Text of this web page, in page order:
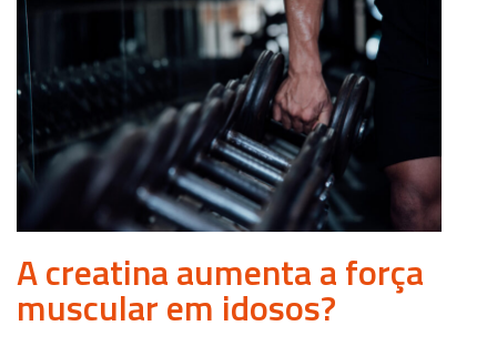
A creatina aumenta a força
muscular em idosos?